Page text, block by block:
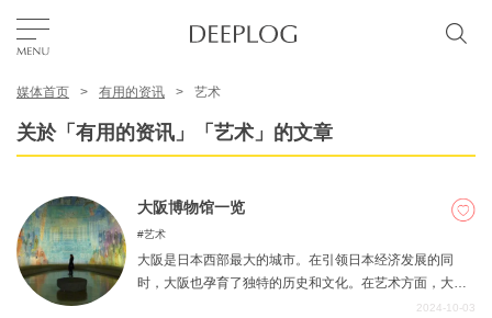
区域
媒体首页 有用的资讯 艺术
关於「有用的资讯」「艺术」的文章
大阪博物馆一览
艺术
大阪是日本西部最大的城市。在引领日本经济发展的同
时，大阪也孕育了独特的历史和文化。在艺术方面，大阪
在继承传统的同时，也在挑战新的表现形式。本文将介绍
2024-10-03